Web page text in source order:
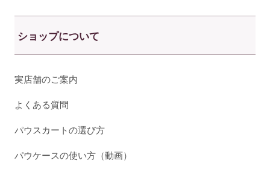
ショップについて
実店舗のご案内
よくある質問
パウスカートの選び方
パウケースの使い方（動画）